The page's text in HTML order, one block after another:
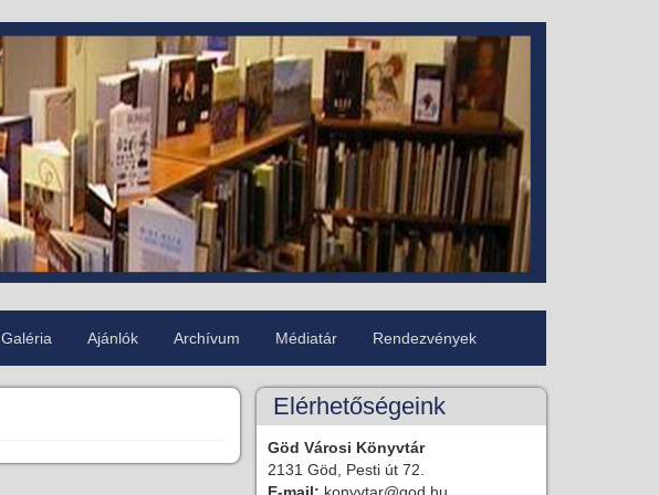
Galéria Ajánlók Archívum Médiatár Rendezvények
Elérhetőségeink
Göd Városi Könyvtár
2131 Göd, Pesti út 72.